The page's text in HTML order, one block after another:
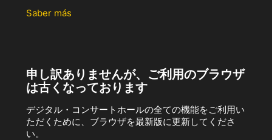
Saber más
申し訳ありませんが、ご利用のブラウザ
は古くなっております
デジタル・コンサートホールの全ての機能をご利用い
ただくために、ブラウザを最新版に更新してくださ
い。